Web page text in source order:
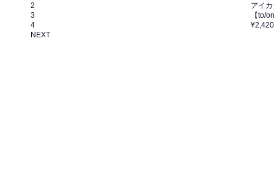
アイ
【to/
¥2,420
2
3
4
NEXT